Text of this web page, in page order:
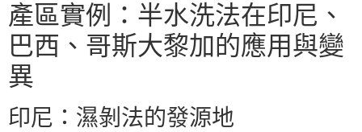
產區實例：半水洗法在印尼、
巴西、哥斯大黎加的應用與變
異
印尼：濕剝法的發源地